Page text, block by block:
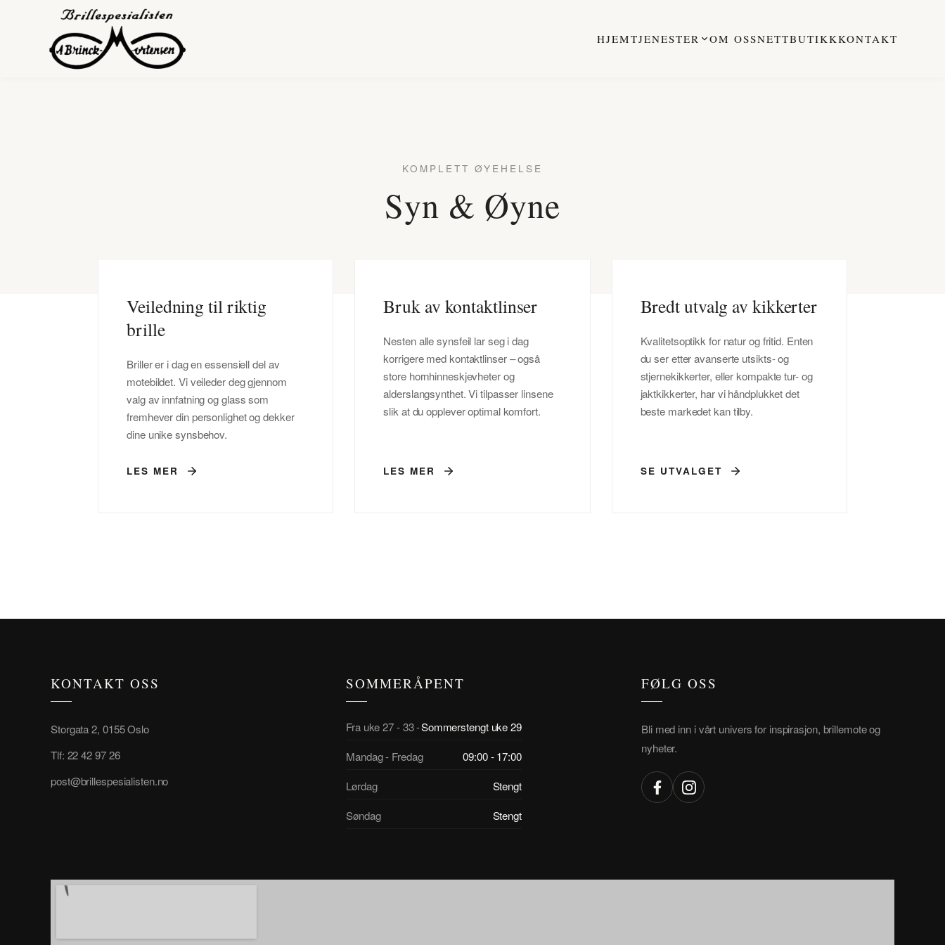
HJEMTJENESTER OM OSSNETTBUTIKKKONTAKT
KOMPLETT ØYEHELSE
Syn & Øyne
Veiledning til riktig
brille
Briller er i dag en essensiell del av
motebildet. Vi veileder deg gjennom
valg av innfatning og glass som
fremhever din personlighet og dekker
dine unike synsbehov.
LES MER
Bruk av kontaktlinser
Nesten alle synsfeil lar seg i dag
korrigere med kontaktlinser – også
store hornhinneskjevheter og
alderslangsynthet. Vi tilpasser linsene
slik at du opplever optimal komfort.
LES MER
Bredt utvalg av kikkerter
Kvalitetsoptikk for natur og fritid. Enten
du ser etter avanserte utsikts- og
stjernekikkerter, eller kompakte tur- og
jaktkikkerter, har vi håndplukket det
beste markedet kan tilby.
SE UTVALGET
KONTAKT OSS
Storgata 2, 0155 Oslo
Tlf: 22 42 97 26
post@brillespesialisten.no
SOMMERÅPENT
Fra uke 27 - 33 -Sommerstengt uke 29
Mandag - Fredag
09:00 - 17:00
Lørdag
Stengt
Søndag
Stengt
FØLG OSS
Bli med inn i vårt univers for inspirasjon, brillemote og
nyheter.